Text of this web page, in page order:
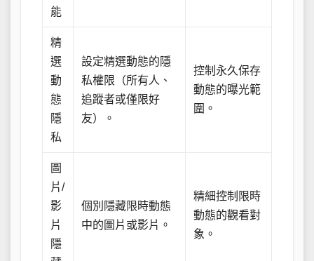
能
精
選
動
態
隱
私
設定精選動態的隱
私權限（所有人、
追蹤者或僅限好
友）。
控制永久保存
動態的曝光範
圍。
圖
片/
影
片
隱
個別隱藏限時動態
中的圖片或影片。
精細控制限時
動態的觀看對
象。